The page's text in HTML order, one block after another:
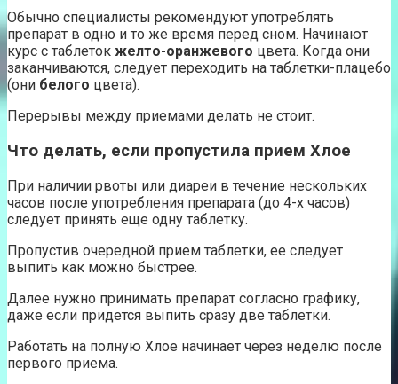
Обычно специалисты рекомендуют употреблять
препарат в одно и то же время перед сном. Начинают
курс с таблеток желто-оранжевого цвета. Когда они
заканчиваются, следует переходить на таблетки-плацебо
(они белого цвета).
Перерывы между приемами делать не стоит.
Что делать, если пропустила прием Хлое
При наличии рвоты или диареи в течение нескольких
часов после употребления препарата (до 4-х часов)
следует принять еще одну таблетку.
Пропустив очередной прием таблетки, ее следует
выпить как можно быстрее.
Далее нужно принимать препарат согласно графику,
даже если придется выпить сразу две таблетки.
Работать на полную Хлое начинает через неделю после
первого приема.